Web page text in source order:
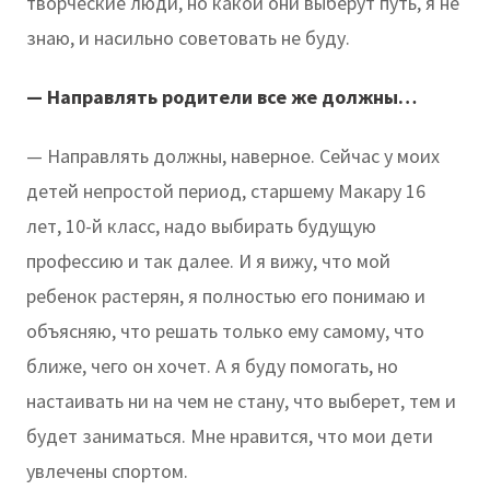
знаю, и насильно советовать не буду.
— Направлять родители все же должны…
— Направлять должны, наверное. Сейчас у моих
детей непростой период, старшему Макару 16
лет, 10-й класс, надо выбирать будущую
профессию и так далее. И я вижу, что мой
ребенок растерян, я полностью его понимаю и
объясняю, что решать только ему самому, что
ближе, чего он хочет. А я буду помогать, но
настаивать ни на чем не стану, что выберет, тем и
будет заниматься. Мне нравится, что мои дети
увлечены спортом.